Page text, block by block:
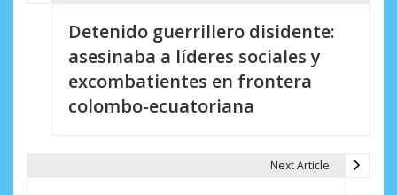
Detenido guerrillero disidente:
asesinaba a líderes sociales y
excombatientes en frontera
colombo-ecuatoriana
Next Article